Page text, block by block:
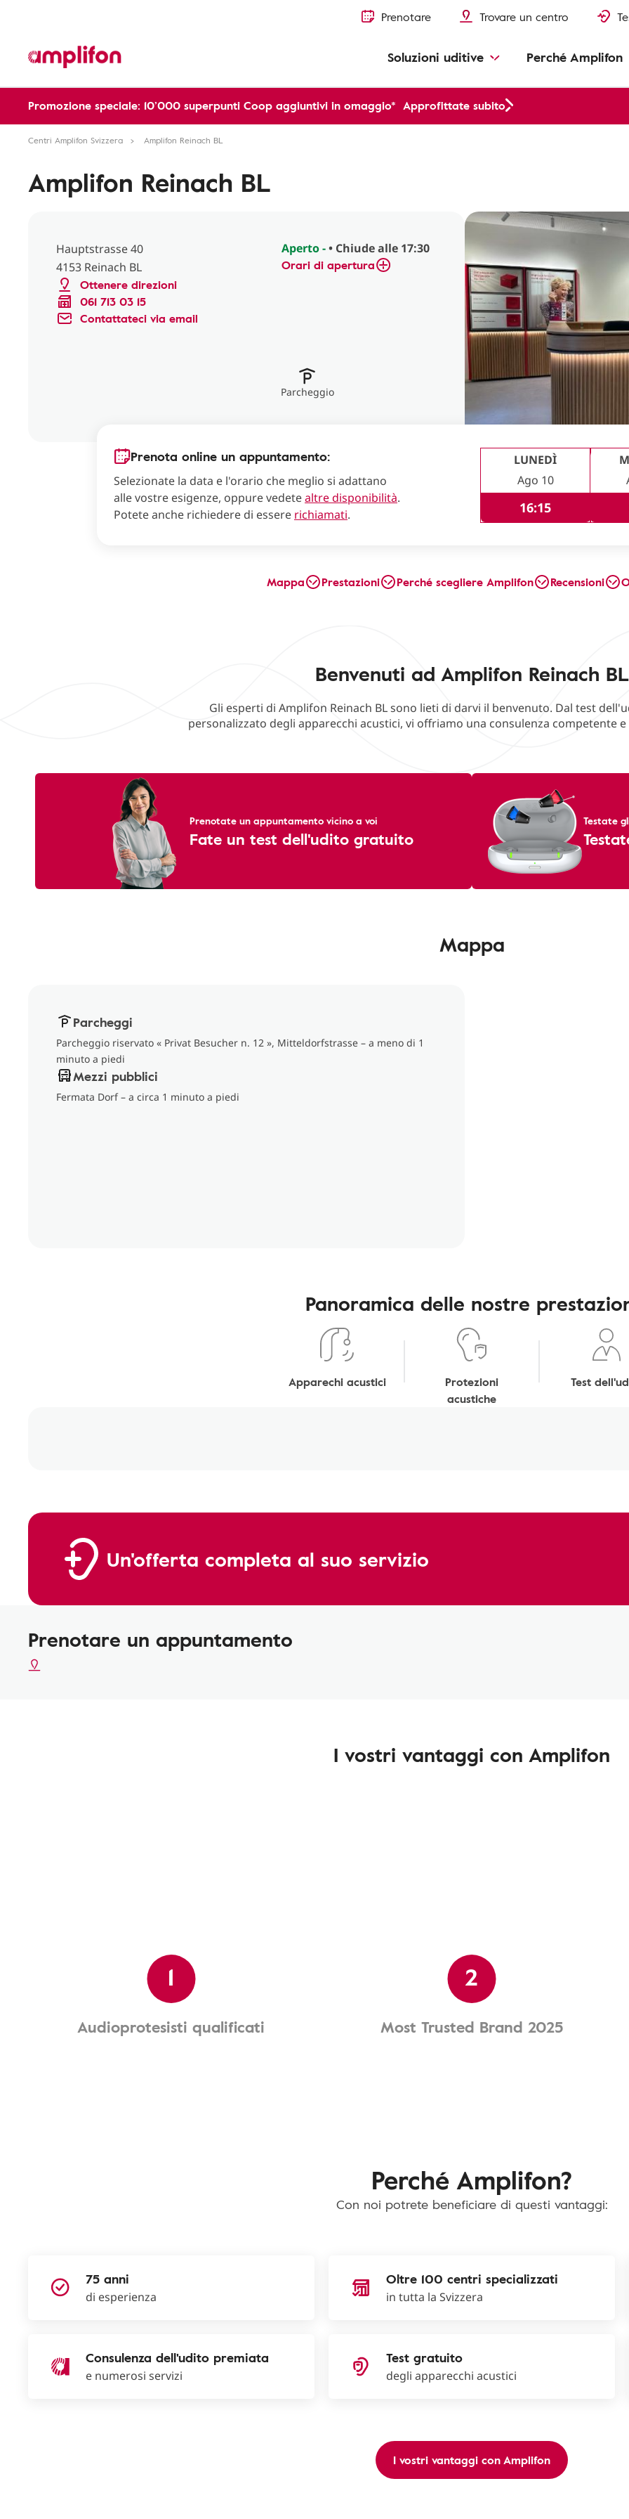
Prenotare Trovare un centro
Soluzioni uditive Perché Amplifon
Promozione speciale: 10’000 superpunti Coop aggiuntivi in omaggio* Approfittate subito
Centri Amplifon Svizzera Amplifon Reinach BL
Amplifon Reinach BL
Hauptstrasse 40
4153 Reinach BL
Ottenere direzioni
061 713 03 15
Contattateci via email
Aperto -• Chiude alle 17:30
Orari di apertura
Parcheggio
Prenota online un appuntamento:
Selezionate la data e l'orario che meglio si adattano
alle vostre esigenze, oppure vedetealtre disponibilità.
Potete anche richiedere di essere richiamati.
LUNEDÌ
Ago 10
16:15
Mappa Prestazioni Perché scegliere Amplifon Recensioni
Benvenuti ad Amplifon Reinach BL
Gli esperti di Amplifon Reinach BL sono lieti di darvi il benvenuto. Dal test
personalizzato degli apparecchi acustici, vi offriamo una consulenza competente
Prenotate un appuntamento vicino a voi
Fate un test dell'udito gratuito
Testate
Mappa
Parcheggi
Parcheggio riservato « Privat Besucher n. 12 », Mitteldorfstrasse – a meno di 1
minuto a piedi
Mezzi pubblici
Fermata Dorf – a circa 1 minuto a piedi
Panoramica delle nostre
Apparechi acustici
Protezioni
acustiche
Test
Un'offerta completa al suo servizio
Prenotare un appuntamento
I vostri vantaggi con Amplifon
1
Audioprotesisti qualificati
2
Most Trusted Brand 2025
Perché Amplifon?
Con noi potrete beneficiare di questi vantaggi:
75 anni
di esperienza
Oltre 100 centri specializzati
in tutta la Svizzera
Consulenza dell'udito premiata
e numerosi servizi
Test gratuito
degli apparecchi acustici
I vostri vantaggi con Amplifon